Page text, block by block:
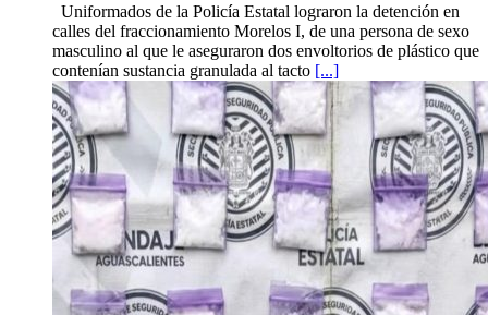
Uniformados de la Policía Estatal lograron la detención en
calles del fraccionamiento Morelos I, de una persona de sexo
masculino al que le aseguraron dos envoltorios de plástico que
contenían sustancia granulada al tacto [...]